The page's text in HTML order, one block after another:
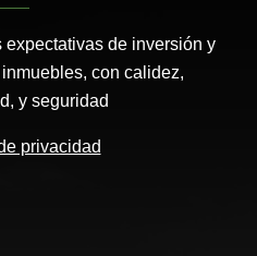
de inversión y
con calidez,
y seguridad
privacidad